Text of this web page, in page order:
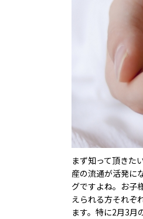
まず知って頂きた
産の流通が活発に
グですよね。お子
えられる方それぞ
ます。特に2月3月